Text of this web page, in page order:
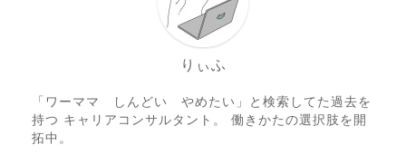
りぃふ
「ワーママ しんどい やめたい」と検索してた過去を
持つ キャリアコンサルタント。 働きかたの選択肢を開
拓中。